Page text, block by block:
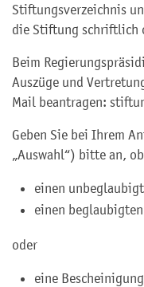
Stiftungsverzeichnis
die Stiftung schriftlich
Beim
Auszüge und
Mail beantragen:
Geben Sie bei Ihrem
„Auswahl“) bitte an,
einen
einen
oder
eine